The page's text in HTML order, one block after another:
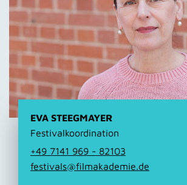
EVA STEEGMAYER
Festivalkoordination
+49 7141 969 - 82103
festivals@filmakademie.de